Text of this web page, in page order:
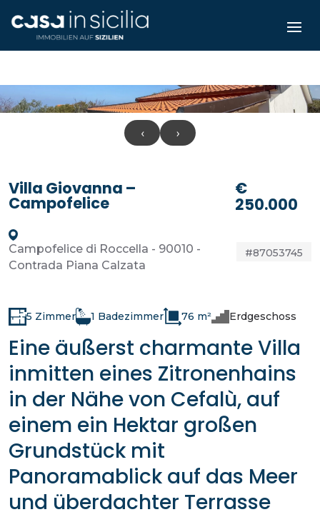
‹ ›
Villa Giovanna –
Campofelice
€
250.000
Campofelice di Roccella - 90010 -
Contrada Piana Calzata
#87053745
5 Zimmer 1 Badezimmer 76 m² Erdgeschoss
Eine äußerst charmante Villa
inmitten eines Zitronenhains
in der Nähe von Cefalù, auf
einem ein Hektar großen
Grundstück mit
Panoramablick auf das Meer
und überdachter Terrasse